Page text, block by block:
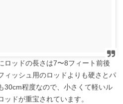
ロッドの長さは7〜8フィート前後
ィッシュ用のロッドよりも硬さとパ
30cm程度なので、小さくて軽いル
ドが重宝されています。